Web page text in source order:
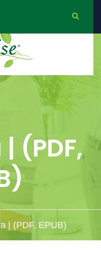
(PDF,
| (PDF, EPUB)